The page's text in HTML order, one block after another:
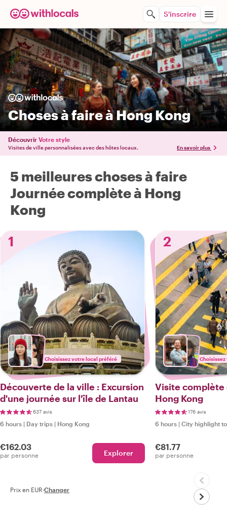
S'inscrire
Choses à faire à Hong Kong
Découvrir Votre style
Visites de ville personnalisées avec des hôtes locaux. En savoir plus
5 meilleures choses à faire
Journée complète à Hong
Kong
1
Choisissez votre local préféré
Découverte de la ville : Excursion
d'une journée sur l'île de Lantau
637 avis
6 hours | Day trips | Hong Kong
€162.03
par personne Explorer
2
Visite complète
Hong Kong
176 avis
6 hours | City highlight
€81.77
par personne
Prix en EUR·Changer